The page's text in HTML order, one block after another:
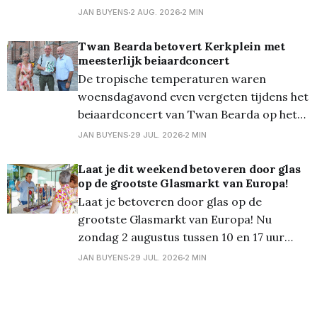
stadscentrum transformeerde opnieuw in
de zon schitterde al dat glas uiteraard
geweldig! Meer dan 90 kramen lieten je
kennismaken met glas in al zijn vormen:
van glas-
JAN BUYENS 2 AUG. 2026 2 MIN
Twan Bearda betovert Kerkplein met
meesterlijk beiaardconcert
De tropische temperaturen waren
woensdagavond even vergeten tijdens het
beiaardconcert van Twan Bearda op het
Kerkplein. De Nederlandse beiaardier
hoogstaand programma dat de vele
mogelijkheden van het Lommelse
beiaardinstrument ten volle liet horen.
Zelfs de warmte in de toren kon de
muzikale avond niet verstoren.
JAN BUYENS 29 JUL. 2026 2 MIN
Laat je dit weekend betoveren door glas
op de grootste Glasmarkt van Europa!
Laat je betoveren door glas op de
grootste Glasmarkt van Europa! Nu
zondag 2 augustus tussen 10 en 17 uur
transformeert het gezellige stadscentrum
JAN BUYENS 29 JUL. 2026 2 MIN